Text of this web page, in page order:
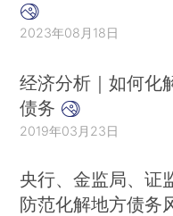
2023年08月18日
经济分析｜如何化
债务
2019年03月23日
央行、金监局、证
防范化解地方债务